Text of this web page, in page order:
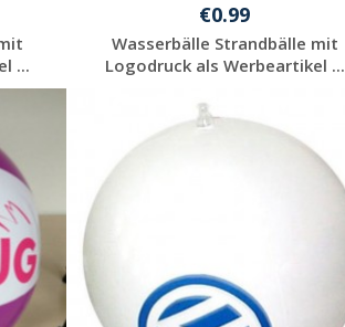
...
€0.99
Wasserbälle Strandbälle mit
Logodruck als Werbeartikel ...
Individuelles
Angebot anfordern